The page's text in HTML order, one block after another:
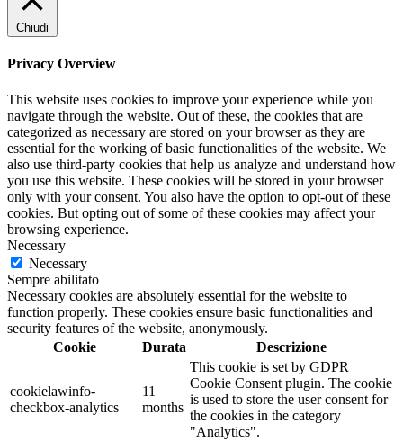
Chiudi
Privacy Overview
This website uses cookies to improve your experience while you
navigate through the website. Out of these, the cookies that are
categorized as necessary are stored on your browser as they are
essential for the working of basic functionalities of the website. We
also use third-party cookies that help us analyze and understand how
you use this website. These cookies will be stored in your browser
only with your consent. You also have the option to opt-out of these
cookies. But opting out of some of these cookies may affect your
browsing experience.
Necessary
Necessary
Sempre abilitato
Necessary cookies are absolutely essential for the website to
function properly. These cookies ensure basic functionalities and
security features of the website, anonymously.
Cookie
Durata Descrizione
cookielawinfo-
checkbox-analytics
11
months
This cookie is set by GDPR
Cookie Consent plugin. The cookie
is used to store the user consent for
the cookies in the category
"Analytics".